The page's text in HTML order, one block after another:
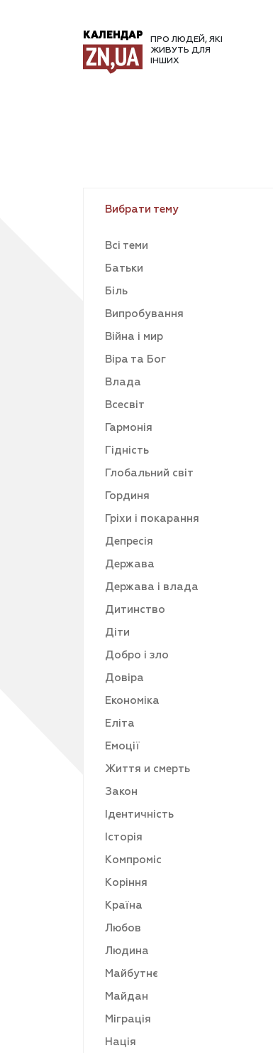
КАЛЕНДАР
ПРО ЛЮДЕЙ, ЯКІ
ЖИВУТЬ ДЛЯ
ІНШИХ
Вибрати тему
Всі теми
Батьки
Біль
Випробування
Війна і мир
Віра та Бог
Влада
Всесвіт
Гармонія
Гідність
Глобальний світ
Гординя
Гріхи і покарання
Депресія
Держава
Держава і влада
Дитинство
Діти
Добро і зло
Довіра
Економіка
Еліта
Емоції
Життя и смерть
Закон
Ідентичність
Історія
Компроміс
Коріння
Країна
Любов
Людина
Майбутнє
Майдан
Міграція
Нація